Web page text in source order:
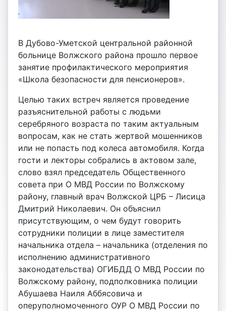
В Дубово-Уметской центральной районной
больнице Волжского района прошло первое
занятие профилактического мероприятия
«Школа безопасности для пенсионеров».
Целью таких встреч является проведение
разъяснительной работы с людьми
серебряного возраста по таким актуальным
вопросам, как не стать жертвой мошенников
или не попасть под колеса автомобиля. Когда
гости и лекторы собрались в актовом зале,
слово взял председатель Общественного
совета при О МВД России по Волжскому
району, главный врач Волжской ЦРБ – Лисица
Дмитрий Николаевич. Он объяснил
присутствующим, о чем будут говорить
сотрудники полиции в лице заместителя
начальника отдела – начальника (отделения по
исполнению административного
законодательства) ОГИБДД О МВД России по
Волжскому району, подполковника полиции
Абушаева Наиля Аббясовича и
оперуполномоченного ОУР О МВД России по